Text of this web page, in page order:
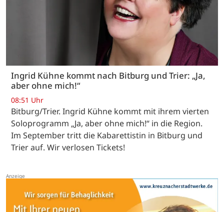
Ingrid Kühne kommt nach Bitburg und Trier: „Ja,
aber ohne mich!“
08:51 Uhr
Bitburg/Trier. Ingrid Kühne kommt mit ihrem vierten
Soloprogramm „Ja, aber ohne mich!“ in die Region.
Im September tritt die Kabarettistin in Bitburg und
Trier auf. Wir verlosen Tickets!